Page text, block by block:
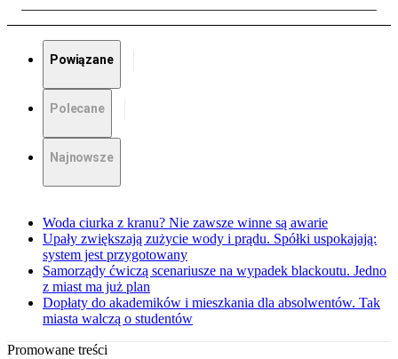
Powiązane
Polecane
Najnowsze
Woda ciurka z kranu? Nie zawsze winne są awarie
Upały zwiększają zużycie wody i prądu. Spółki uspokajają:
system jest przygotowany
Samorządy ćwiczą scenariusze na wypadek blackoutu. Jedno
z miast ma już plan
Dopłaty do akademików i mieszkania dla absolwentów. Tak
miasta walczą o studentów
Promowane treści